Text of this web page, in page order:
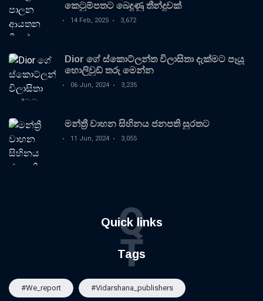
කෙටුම්පතට බෙදුණු තීන්දුවක්
14 Feb, 2025 3,672
Dior ගේ ස්කොට්ලන්ත විලාසිතා දැක්මට පෑයූ
හොලිවුඩ් තරු මෙන්න
06 Jun, 2024 3,235
මන්ත්‍රී වාහන සිහිනය ජනපති සුරතට
11 Jun, 2024 3,055
Quick links
Q
Tags
T
#we_report #vidarshana_publishers